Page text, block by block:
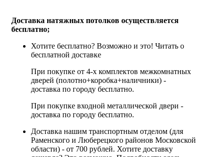
Доставка натяжных потолков осуществляется
бесплатно;
Хотите бесплатно? Возможно и это! Читать о
бесплатной доставке
При покупке от 4-х комплектов межкомнатных
дверей (полотно+коробка+наличники) -
доставка по городу бесплатно.
При покупке входной металлической двери -
доставка по городу бесплатно.
Доставка нашим транспортным отделом (для
Раменского и Люберецкого районов Московской
области) - от 700 рублей. Хотите доставку